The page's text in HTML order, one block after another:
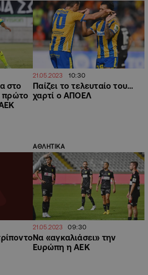
στο
πρώτο
21.05.2023 10:30
Παίζει το τελευταίο του…
χαρτί ο ΑΠΟΕΛ
ΑΘΛΗΤΙΚΑ
21.05.2023 09:30
Να «αγκαλιάσει» την
Ευρώπη η ΑΕΚ